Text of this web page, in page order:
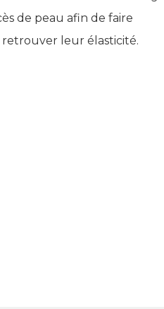
de peau afin de faire
leur élasticité.